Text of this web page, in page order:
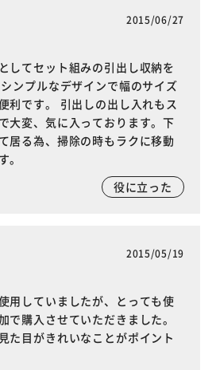
2015/06/27
してセット組みの引出し収納を
ンプルなデザインで幅のサイズ
利です。 引出しの出し入れもス
大変、気に入っております。下
居る為、掃除の時もラクに移動
役に立った
2015/05/19
用していましたが、とっても使
で購入させていただきました。
た目がきれいなことがポイント